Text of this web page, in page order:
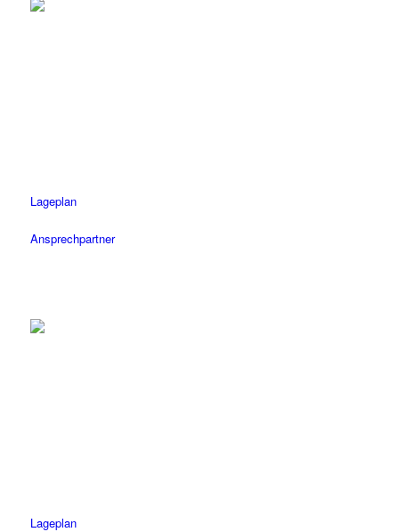
Lageplan
Ansprechpartner
Lageplan